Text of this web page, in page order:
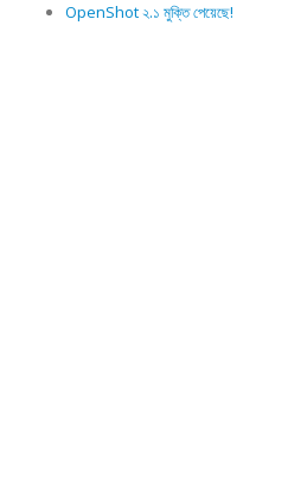
OpenShot ২.১ মুক্তি পেয়েছে!